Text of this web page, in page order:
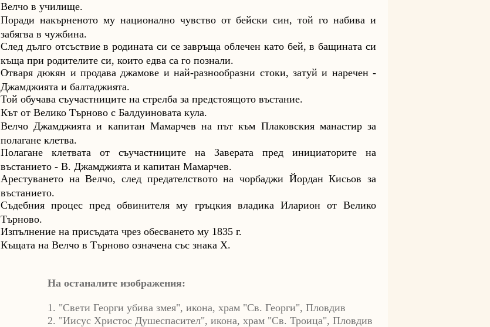
Велчо в училище.
Поради накърненото му национално чувство от бейски син, той го набива и
забягва в чужбина.
След дълго отсъствие в родината си се завръща облечен като бей, в бащината си
къща при родителите си, които едва са го познали.
Отваря дюкян и продава джамове и най-разнообразни стоки, затуй и наречен -
Джамджията и балтаджията.
Той обучава съучастниците на стрелба за предстоящото въстание.
Кът от Велико Търново с Балдуиновата кула.
Велчо Джамджията и капитан Мамарчев на път към Плаковския манастир за
полагане клетва.
Полагане клетвата от съучастниците на Заверата пред инициаторите на
въстанието - В. Джамджията и капитан Мамарчев.
Арестуването на Велчо, след предателството на чорбаджи Йордан Кисьов за
въстанието.
Съдебния процес пред обвинителя му гръцкия владика Иларион от Велико
Търново.
Изпълнение на присъдата чрез обесването му 1835 г.
Къщата на Велчо в Търново означена със знака Х.
На останалите изображения:
1. "Свети Георги убива змея", икона, храм "Св. Георги", Пловдив
2. "Иисус Христос Душеспасител", икона, храм "Св. Троица", Пловдив